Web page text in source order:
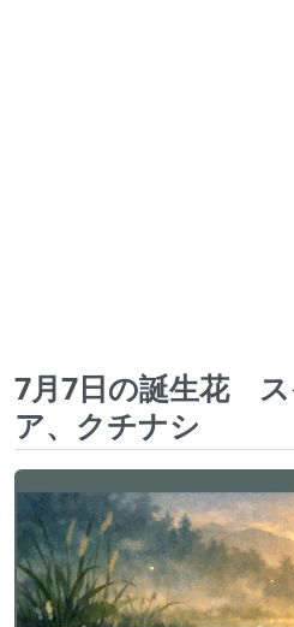
7月7日の誕生花 ス
ア、クチナシ